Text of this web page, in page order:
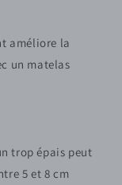
améliore la
un matelas
trop épais peut
5 et 8 cm